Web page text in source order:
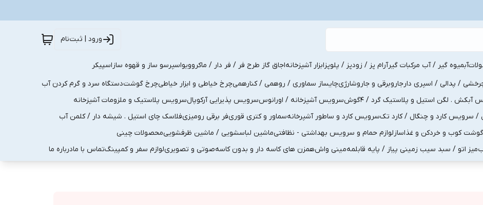
ورود | ثبت‌نام
آبمیوه گیر / آب مرکبات گیرآرام پز / زودپز / پلوپزابزار آشپزخانهاجاق گاز طرح فر / فر دار / ماکروویواسپرسو ساز و قهوه سازاسپیکر
/ پدالی / اسپری دارجاروبرقی و جاروشارژیچایساز سماوری / روهمی / کنارهمیچرخ خیاطی و ابزار خیاطیچرخ گوشتدستگاه سرد و گرم کردن آب
آبکش . لگن استیل و پلاستیک گرد / 4گوش سرویس آشپزخانه / اورانوسسرویس پذیرایی آرکوپالسرویس پلاستیک و ملزومات آشپزخانه
سرویس کارد و چنگال / کارد تکسرویس کارد و ساطور آشپرخانهسماور و کتری قوریفر برقی رومیزیفلاسک چای استیل . شیشه دار / کلمن آب
گوشت کوب و خردکن و غذاسازلوازم حمام و سرویس بهداشتی - نظافتیماشین لباسشویی / ماشین ظرفشوییمحصولات چینی
میز اتو / سبد سیب زمینی پیاز / پایه قابلمهمینی واشهمزن های کاسه دار و بدون کاسهصوتی و تصویریلوازم سفر و کمپینگتماس با مادرباره ما